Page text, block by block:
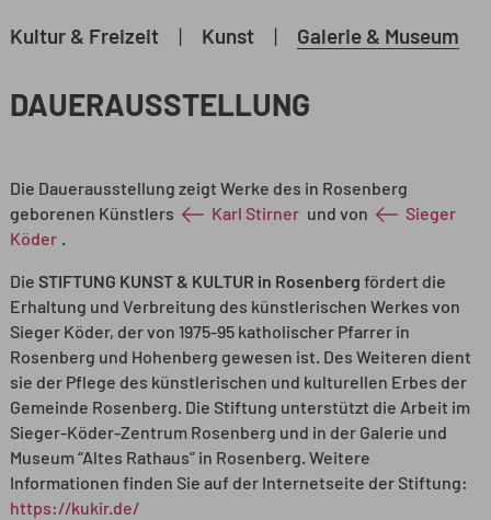
Kultur & Freizeit Kunst Galerie & Museum
DAUERAUSSTELLUNG
Die Dauerausstellung zeigt Werke des in Rosenberg
geborenen Künstlers
Karl Stirner und von
Sieger
Köder .
Die STIFTUNG KUNST & KULTUR in Rosenberg fördert die
Erhaltung und Verbreitung des künstlerischen Werkes von
Sieger Köder, der von 1975-95 katholischer Pfarrer in
Rosenberg und Hohenberg gewesen ist. Des Weiteren dient
sie der Pflege des künstlerischen und kulturellen Erbes der
Gemeinde Rosenberg. Die Stiftung unterstützt die Arbeit im
Sieger-Köder-Zentrum Rosenberg und in der Galerie und
Museum “Altes Rathaus” in Rosenberg. Weitere
Informationen finden Sie auf der Internetseite der Stiftung:
https://kukir.de/